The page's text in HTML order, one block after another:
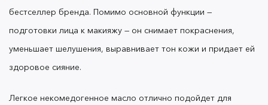
бестселлер бренда. Помимо основной функции —
подготовки лица к макияжу — он снимает покраснения,
уменьшает шелушения, выравнивает тон кожи и придает ей
здоровое сияние.
Легкое некомедогенное масло отлично подойдет для